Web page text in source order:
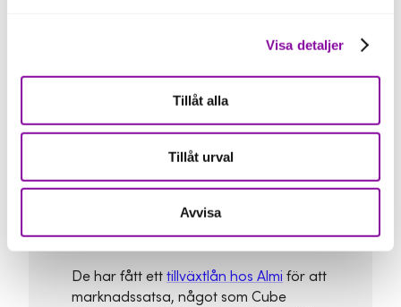
Visa detaljer
Tillåt alla
Tillåt urval
Avvisa
Almis rådgivare om samarbetet
med Cube Corner:
varmt om hjärtat. Både Almi och jag har
alltid trott mycket på det här företaget.
De har fått ett tillväxtlån hos Almi för att
marknadssatsa, något som Cube